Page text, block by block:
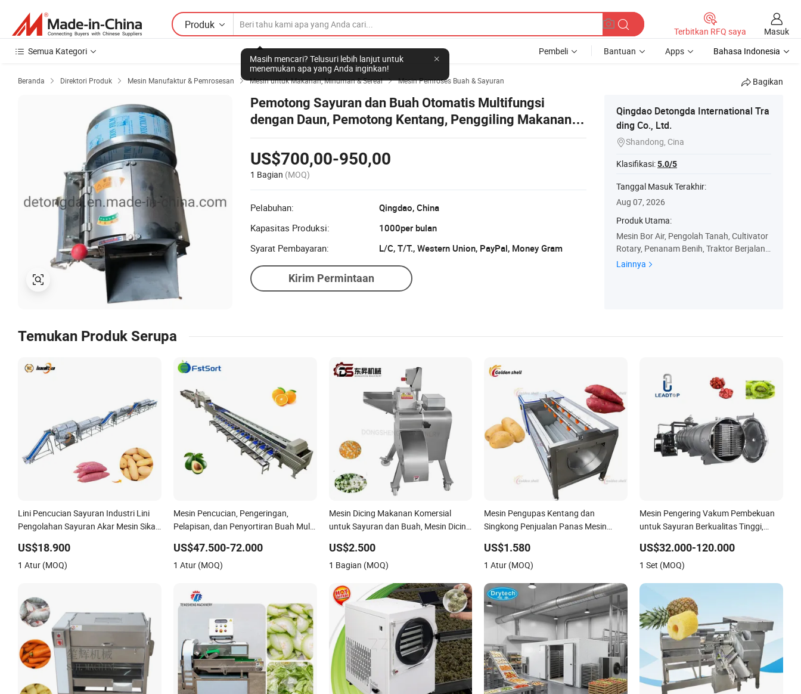
Produk
Masih mencari? Telusuri lebih lanjut untuk
menemukan apa yang Anda inginkan!
Terbitkan RFQ saya
Masuk
Semua Kategori
Pembeli Bantuan Apps Bahasa Indonesia
Beranda  Direktori Produk  Mesin Manufaktur & Pemrosesan  Mesin untuk Makanan, Minuman & Sereal  Mesin Pemroses Buah & Sayuran Bagikan
Pemotong Sayuran dan Buah Otomatis Multifungsi
dengan Daun, Pemotong Kentang, Penggiling Makanan,
Pemotong Spiral Sayuran dan Buah
US$700,00-950,00
1 Bagian (MOQ)
Pelabuhan:
Qingdao, China
Kapasitas Produksi:
1000per bulan
Syarat Pembayaran:
L/C, T/T., Western Union, PayPal, Money Gram
Kirim Permintaan
Qingdao Detongda International Tra
ding Co., Ltd.
Shandong, Cina
Klasifikasi:5.0/5
Tanggal Masuk Terakhir:
Aug 07, 2026
Produk Utama:
Mesin Bor Air, Pengolah Tanah, Cultivator
Rotary, Penanam Benih, Traktor Berjalan,
Mesin Pertanian, Bajak Tunggal, Bajak Sa
Lainnya
Temukan Produk Serupa
Lini Pencucian Sayuran Industri Lini
Pengolahan Sayuran Akar Mesin Sikat
US$18.900
1 Atur (MOQ)
Mesin Pencucian, Pengeringan,
Pelapisan, dan Penyortiran Buah Multi
US$47.500-72.000
1 Atur (MOQ)
Mesin Dicing Makanan Komersial
untuk Sayuran dan Buah, Mesin Dicing
Steel, Mesin Multifungsi untuk
Memotong dan Dicing Sayuran dalam
US$2.500
1 Bagian (MOQ)
Mesin Pengupas Kentang dan
Singkong Penjualan Panas Mesin
US$1.580
1 Atur (MOQ)
Mesin Pengering Vakum Pembekuan
untuk Sayuran Berkualitas Tinggi,
Makanan Kucing
US$32.000-120.000
1 Set (MOQ)